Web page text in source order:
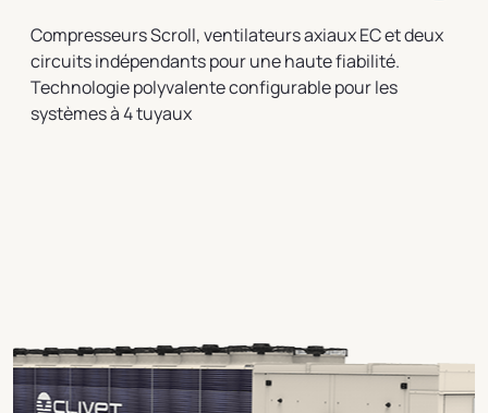
Compresseurs Scroll, ventilateurs axiaux EC et deux
circuits indépendants pour une haute fiabilité.
Technologie polyvalente configurable pour les
systèmes à 4 tuyaux